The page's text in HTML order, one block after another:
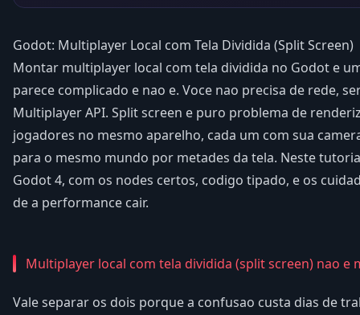
Godot: Multiplayer Local com Tela Dividida (Split Screen)
Montar multiplayer local com tela dividida no Godot e
parece complicado e nao e. Voce nao precisa de rede,
Multiplayer API. Split screen e puro problema de
jogadores no mesmo aparelho, cada um com sua
para o mesmo mundo por metades da tela. Neste
Godot 4, com os nodes certos, codigo tipado, e os
de a performance cair.
Multiplayer local com tela dividida (split screen) nao e
Vale separar os dois porque a confusao custa dias de